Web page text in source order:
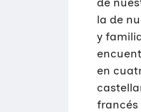
la de
y
en
francés